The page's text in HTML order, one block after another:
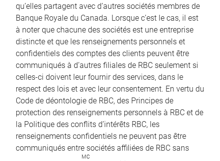
qu’elles partagent avec d’autres sociétés membres de
Banque Royale du Canada. Lorsque c’est le cas, il est
à noter que chacune des sociétés est une entreprise
distincte et que les renseignements personnels et
confidentiels des comptes des clients peuvent être
communiqués à d’autres filiales de RBC seulement si
celles-ci doivent leur fournir des services, dans le
respect des lois et avec leur consentement. En vertu du
Code de déontologie de RBC, des Principes de
protection des renseignements personnels à RBC et de
la Politique des conflits d’intérêts RBC, les
renseignements confidentiels ne peuvent pas être
communiqués entre sociétés affiliées de RBC sans
MC